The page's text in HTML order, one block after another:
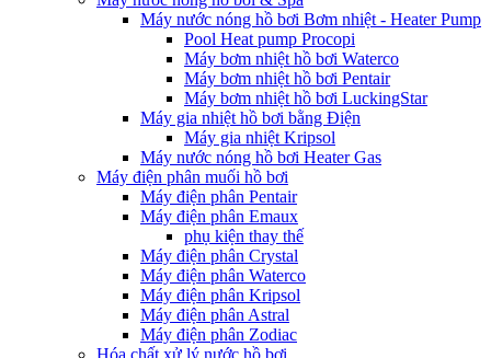
Máy nước nóng hồ bơi Bơm nhiệt - Heater Pump
Pool Heat pump Procopi
Máy bơm nhiệt hồ bơi Waterco
Máy bơm nhiệt hồ bơi Pentair
Máy bơm nhiệt hồ bơi LuckingStar
Máy gia nhiệt hồ bơi bằng Điện
Máy gia nhiệt Kripsol
Máy nước nóng hồ bơi Heater Gas
Máy điện phân muối hồ bơi
Máy điện phân Pentair
Máy điện phân Emaux
phụ kiện thay thế
Máy điện phân Crystal
Máy điện phân Waterco
Máy điện phân Kripsol
Máy điện phân Astral
Máy điện phân Zodiac
Hóa chất xử lý nước hồ bơi